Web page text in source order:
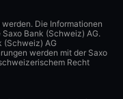
Die Informationen
Bank (Schweiz) AG.
(Schweiz) AG
werden mit der Saxo
Recht